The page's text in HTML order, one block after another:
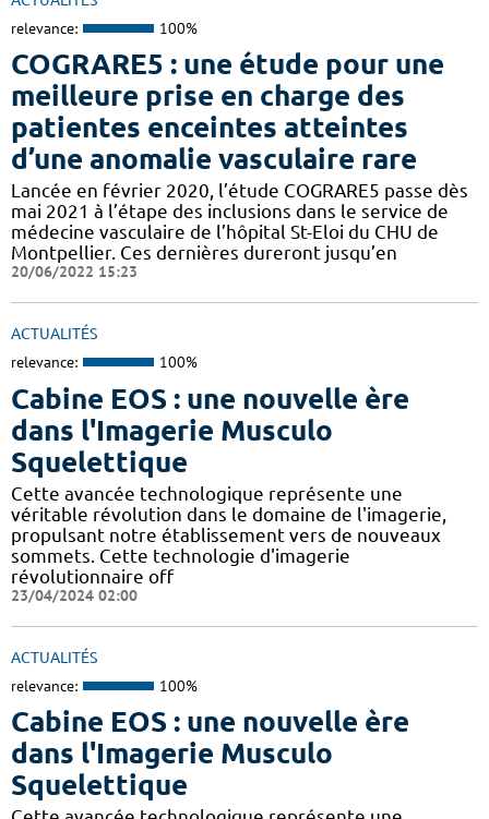
relevance: 100%
COGRARE5 : une étude pour une
meilleure prise en charge des
patientes enceintes atteintes
d’une anomalie vasculaire rare
Lancée en février 2020, l’étude COGRARE5 passe dès
mai 2021 à l’étape des inclusions dans le service de
médecine vasculaire de l’hôpital St-Eloi du CHU de
Montpellier. Ces dernières dureront jusqu’en
20/06/2022 15:23
ACTUALITÉS
relevance: 100%
Cabine EOS : une nouvelle ère
dans l'Imagerie Musculo
Squelettique
Cette avancée technologique représente une
véritable révolution dans le domaine de l'imagerie,
propulsant notre établissement vers de nouveaux
sommets. Cette technologie d'imagerie
révolutionnaire off
23/04/2024 02:00
ACTUALITÉS
relevance: 100%
Cabine EOS : une nouvelle ère
dans l'Imagerie Musculo
Squelettique